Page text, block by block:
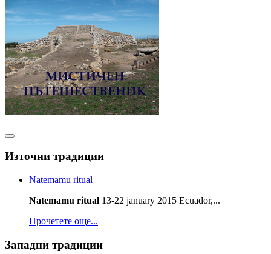
Източни традиции
Natemamu ritual
Natemamu ritual 13-22 january 2015 Ecuador,...
Прочетете още...
Западни традиции